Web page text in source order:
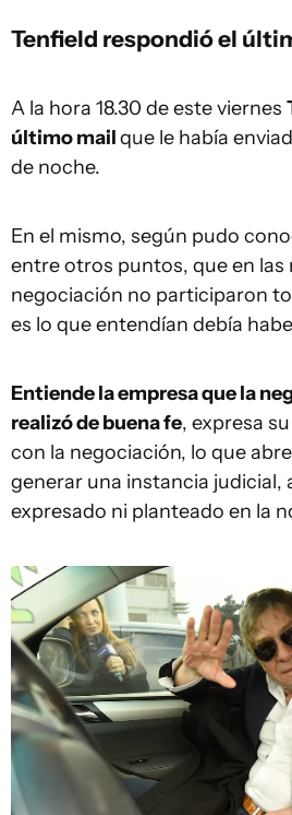
Tenfield respondió el
A la hora 18.30 de este viernes
último mailque le había
de noche.
En el mismo, según pudo
entre otros puntos, que en las
negociación no participaron
es lo que entendían debía
Entiende la empresa que la
realizó de buena fe, expresa su
con la negociación, lo que
generar una instancia judicial,
expresado ni planteado en la